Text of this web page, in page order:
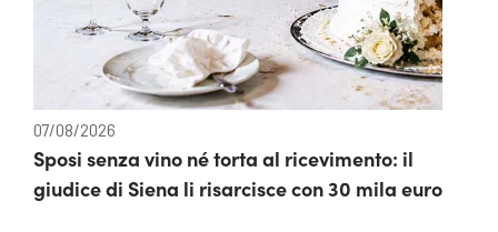
07/08/2026
Sposi senza vino né torta al ricevimento: il
giudice di Siena li risarcisce con 30 mila euro